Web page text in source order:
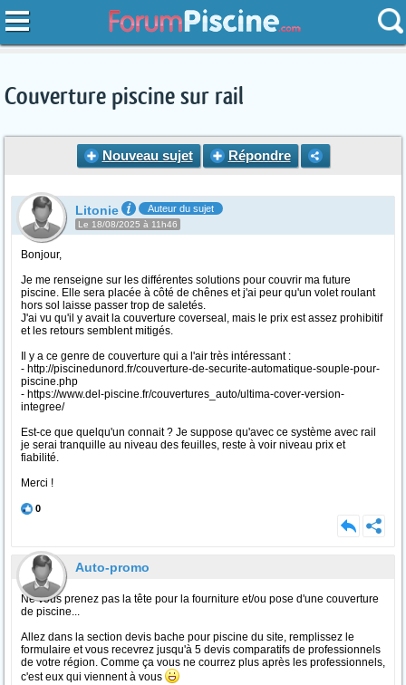
Couverture piscine sur rail
Nouveau sujet Répondre
Litonie Auteur du sujet
Le 18/08/2025 à 11h46
Bonjour,
Je me renseigne sur les différentes solutions pour couvrir ma future
piscine. Elle sera placée à côté de chênes et j'ai peur qu'un volet roulant
hors sol laisse passer trop de saletés.
J'ai vu qu'il y avait la couverture coverseal, mais le prix est assez prohibitif
et les retours semblent mitigés.
Il y a ce genre de couverture qui a l'air très intéressant :
- http://piscinedunord.fr/couverture-de-securite-automatique-souple-pour-
piscine.php
- https://www.del-piscine.fr/couvertures_auto/ultima-cover-version-
integree/
Est-ce que quelqu'un connait ? Je suppose qu'avec ce système avec rail
je serai tranquille au niveau des feuilles, reste à voir niveau prix et
fiabilité.
Merci !
0
Auto-promo
Ne vous prenez pas la tête pour la fourniture et/ou pose d'une couverture
de piscine...
Allez dans la section devis bache pour piscine du site, remplissez le
formulaire et vous recevrez jusqu'à 5 devis comparatifs de professionnels
de votre région. Comme ça vous ne courrez plus après les professionnels,
c'est eux qui viennent à vous